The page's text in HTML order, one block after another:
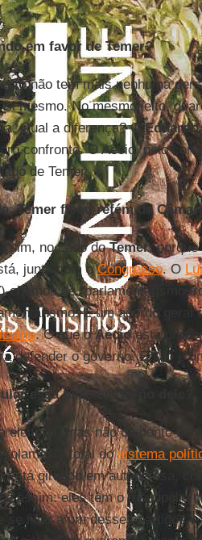
em favor de Temer?
não tem mais nenhuma
mesmo. No mesmo jeito,
Qual a diferença? OEduardo
confronto. O Aécio, pelo
de Temer.
Temer ficou refém da
ruim, no caso doTemer, porque
junto com oCongresso. O
chamou de “parlamentarismo
É um acordo geral
. O que oAécioestá
defender o governo. Então é
essa base em torno dele?
eleitoral, mas não do ponto de
total dosistema
girando em autodefesa,
assim: eles têm o monopólio
se filiar a um desses partidos